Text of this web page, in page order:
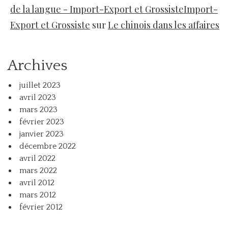
de la langue - Import-Export et GrossisteImport-
Export et Grossiste surLe chinois dans les affaires
Archives
juillet 2023
avril 2023
mars 2023
février 2023
janvier 2023
décembre 2022
avril 2022
mars 2022
avril 2012
mars 2012
février 2012